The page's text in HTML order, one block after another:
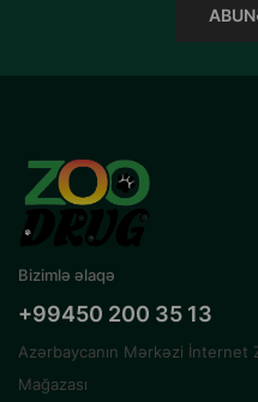
Bizimlə əlaqə
+99450 200 35 13
Azərbaycanın Mərkəzi İnternet
Mağazası